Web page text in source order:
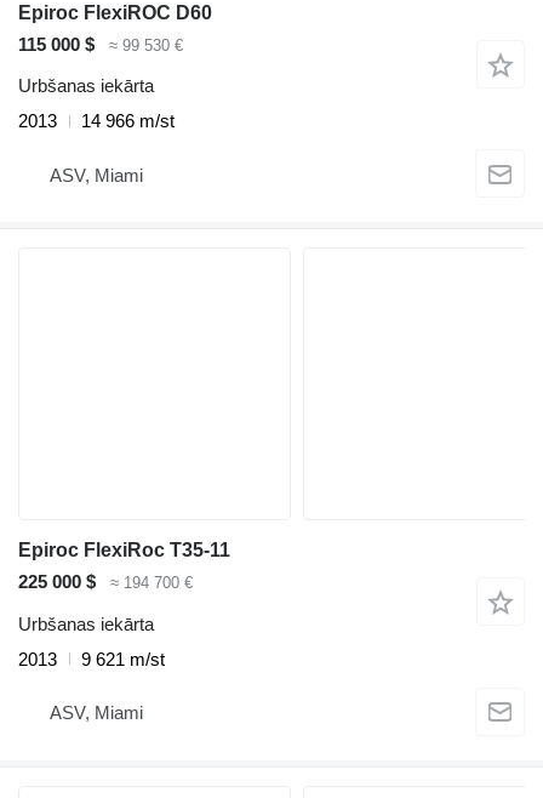
Epiroc FlexiROC D60
115 000 $
≈ 99 530 €
Urbšanas iekārta
2013
14 966 m/st
ASV, Miami
Epiroc FlexiRoc T35-11
225 000 $
≈ 194 700 €
Urbšanas iekārta
2013
9 621 m/st
ASV, Miami